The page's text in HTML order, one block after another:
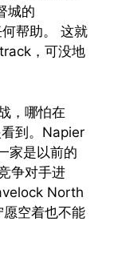
城的
帮助。 这就
，可没地
，哪怕在
到。Napier
家是以前的
争对手进
North
空着也不能